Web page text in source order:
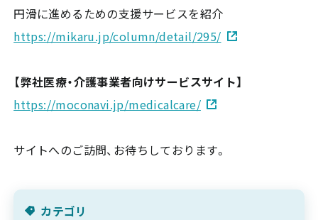
円滑に進めるための支援サービスを紹介
https://mikaru.jp/column/detail/295/
【弊社医療・介護事業者向けサービスサイト】
https://moconavi.jp/medicalcare/
サイトへのご訪問、お待ちしております。
カテゴリ